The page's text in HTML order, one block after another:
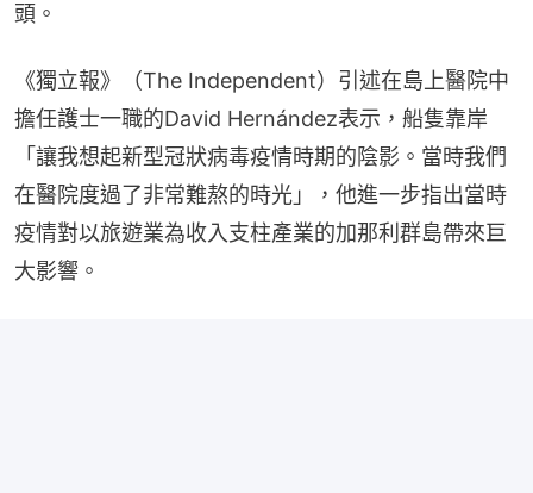
頭。
《獨立報》（The Independent）引述在島上醫院中
擔任護士一職的David Hernández表示，船隻靠岸
「讓我想起新型冠狀病毒疫情時期的陰影。當時我們
在醫院度過了非常難熬的時光」，他進一步指出當時
疫情對以旅遊業為收入支柱產業的加那利群島帶來巨
大影響。